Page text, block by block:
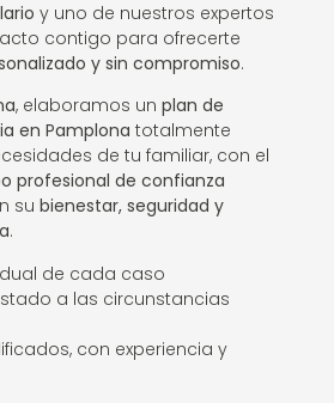
y uno de nuestros expertos
contigo para ofrecerte
y sin compromiso.
, elaboramos unplan de
en Pamplona totalmente
de tu familiar, con el
profesional de confianza
subienestar, seguridad y
.
de cada caso
a las circunstancias
con experiencia y